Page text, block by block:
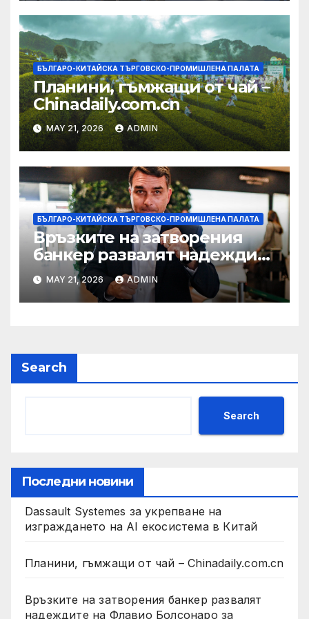
БЪЛГАРО-КИТАЙСКА ТЪРГОВСКО-ПРОМИШЛЕНА ПАЛАТА
Планини, гъмжащи от чай –
Chinadaily.com.cn
MAY 21, 2026 ADMIN
БЪЛГАРО-КИТАЙСКА ТЪРГОВСКО-ПРОМИШЛЕНА ПАЛАТА
Връзките на затворения
банкер развалят надеждите
на Флавио Болсонаро за
президент на Бразилия
MAY 21, 2026 ADMIN
Search
Search
Последни новини
Dassault Systemes за укрепване на
изграждането на AI екосистема в Китай
Планини, гъмжащи от чай – Chinadaily.com.cn
Връзките на затворения банкер развалят
надеждите на Флавио Болсонаро за